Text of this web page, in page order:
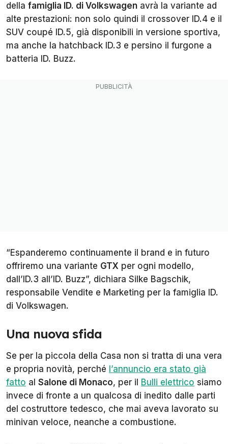
della famiglia ID. di Volkswagen avrà la variante ad
alte prestazioni: non solo quindi il crossover ID.4 e il
SUV coupé ID.5, già disponibili in versione sportiva,
ma anche la hatchback ID.3 e persino il furgone a
batteria ID. Buzz.
“Espanderemo continuamente il brand e in futuro
offriremo una variante GTX per ogni modello,
dall’ID.3 all’ID. Buzz”, dichiara Silke Bagschik,
responsabile Vendite e Marketing per la famiglia ID.
di Volkswagen.
Una nuova sfida
Se per la piccola della Casa non si tratta di una vera
e propria novità, perché l’annuncio era stato già
fatto al Salone di Monaco, per il Bulli elettrico siamo
invece di fronte a un qualcosa di inedito dalle parti
del costruttore tedesco, che mai aveva lavorato su
minivan veloce, neanche a combustione.